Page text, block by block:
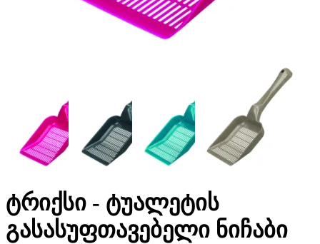
ტრიქსი - ტუალეტის
გასასუფთავებელი ნიჩაბი